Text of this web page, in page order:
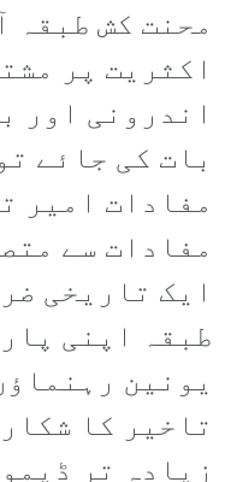
محنت کش طبقہ
اکثریت پر
اندرونی اور
بات کی جائے
مفادات امیر
مفادات سے
ایک تاریخی
طبقہ اپنی
یونین
تاخیر کا